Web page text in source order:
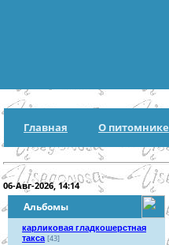
Главная О питомнике
06-Авг-2026, 14:14
Альбомы
карликовая гладкошерстная
такса [43]